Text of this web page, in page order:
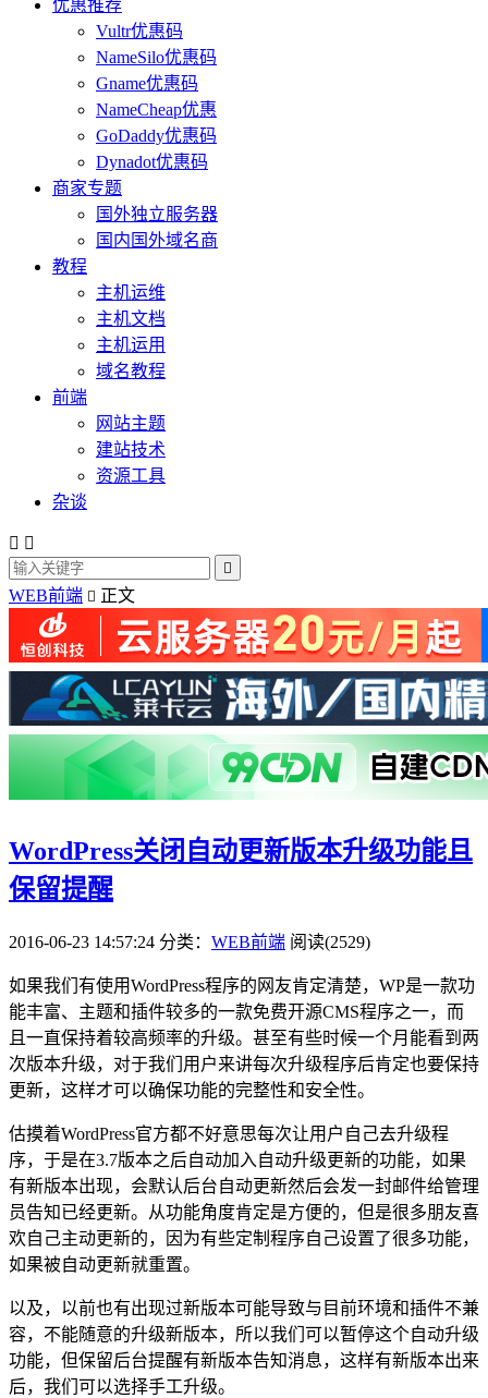
优惠推荐
Vultr优惠码
NameSilo优惠码
Gname优惠码
NameCheap优惠
GoDaddy优惠码
Dynadot优惠码
商家专题
国外独立服务器
国内国外域名商
教程
主机运维
主机文档
主机运用
域名教程
前端
网站主题
建站技术
资源工具
杂谈
 

WEB前端  正文
WordPress关闭自动更新版本升级功能且
保留提醒
2016-06-23 14:57:24 分类： WEB前端 阅读(2529)
如果我们有使用WordPress程序的网友肯定清楚，WP是一款功
能丰富、主题和插件较多的一款免费开源CMS程序之一，而
且一直保持着较高频率的升级。甚至有些时候一个月能看到两
次版本升级，对于我们用户来讲每次升级程序后肯定也要保持
更新，这样才可以确保功能的完整性和安全性。
估摸着WordPress官方都不好意思每次让用户自己去升级程
序，于是在3.7版本之后自动加入自动升级更新的功能，如果
有新版本出现，会默认后台自动更新然后会发一封邮件给管理
员告知已经更新。从功能角度肯定是方便的，但是很多朋友喜
欢自己主动更新的，因为有些定制程序自己设置了很多功能，
如果被自动更新就重置。
以及，以前也有出现过新版本可能导致与目前环境和插件不兼
容，不能随意的升级新版本，所以我们可以暂停这个自动升级
功能，但保留后台提醒有新版本告知消息，这样有新版本出来
后，我们可以选择手工升级。